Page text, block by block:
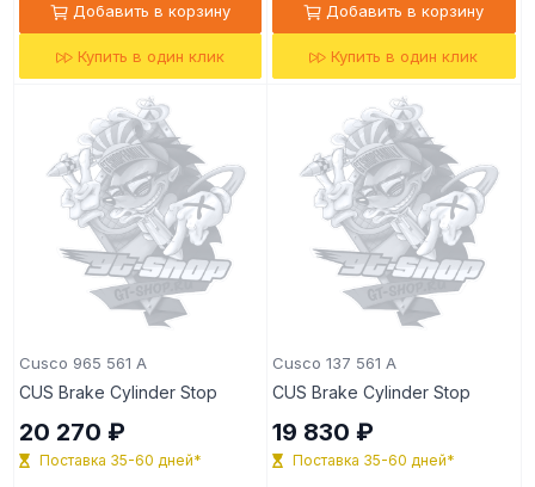
Добавить в корзину
Купить в один клик
Добавить в корзину
Купить в один клик
Cusco 965 561 A
CUS Brake Cylinder Stop
20 270 ₽
Поставка 35-60 дней*
Cusco 137 561 A
CUS Brake Cylinder Stop
19 830 ₽
Поставка 35-60 дней*